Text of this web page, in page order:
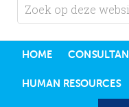
HOME
HUMAN RESOURCES